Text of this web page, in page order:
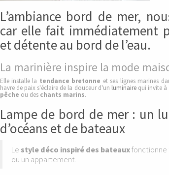
L’ambiance bord de mer,
car elle fait immédiatement
et détente au bord de l’eau.
La marinière inspire la mode
Elle installe la tendance bretonne et ses lignes marines
havre de paix s'éclaire de la douceur d'un luminairequi invite à
pêche ou des chants marins.
Lampe de bord de mer : un
d’océans et de bateaux
Le style déco inspiré des bateauxfonctionne
ou un appartement.